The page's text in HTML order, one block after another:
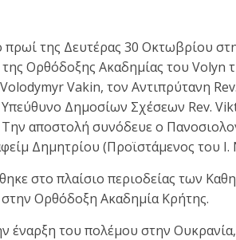
πρωί της Δευτέρας 30 Οκτωβρίου
Ορθόδοξης Ακαδημίας του Volyn
Vakin, τον Αντιπρύτανη
Δημοσίων Σχέσεων Rev.
αποστολή συνόδευε ο
Δημητρίου (Προϊστάμενος του
στο πλαίσιο περιοδείας των
Ορθόδοξη Ακαδημία Κρήτης.
έναρξη του πολέμου στην